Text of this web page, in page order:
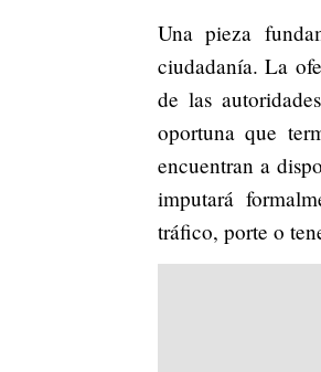
Una pieza
ciudadanía. La
de las
oportuna que
encuentran a
imputará
tráfico, porte o